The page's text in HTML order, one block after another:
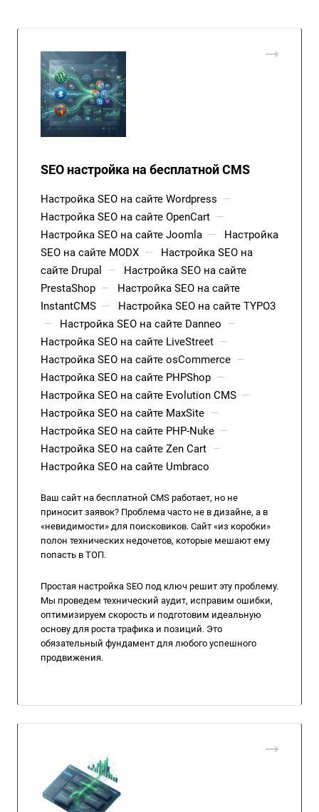
SEO настройка на бесплатной CMS
Настройка SEO на сайте Wordpress —
Настройка SEO на сайте OpenCart —
Настройка SEO на сайте Joomla —
Настройка
SEO на сайте MODX —
Настройка SEO на
сайте Drupal
—
Настройка SEO на сайте
PrestaShop —
Настройка SEO на сайте
InstantCMS —
Настройка SEO на сайте TYPO3
—
Настройка SEO на сайте Danneo —
Настройка SEO на сайте LiveStreet —
Настройка SEO на сайте osCommerce —
Настройка SEO на сайте PHPShop —
Настройка SEO на сайте Evolution CMS —
Настройка SEO на сайте MaxSite —
Настройка SEO на сайте PHP-Nuke —
Настройка SEO на сайте Zen Cart —
Настройка SEO на сайте Umbraco
Ваш сайт на бесплатной CMS работает, но не
приносит заявок? Проблема часто не в дизайне, а в
«невидимости» для поисковиков. Сайт «из коробки»
полон технических недочетов, которые мешают ему
попасть в ТОП.
Простая настройка SEO под ключ решит эту проблему.
Мы проведем технический аудит, исправим ошибки,
оптимизируем скорость и подготовим идеальную
основу для роста трафика и позиций. Это
обязательный фундамент для любого успешного
продвижения.